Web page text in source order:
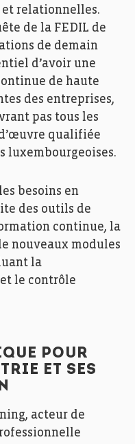
relationnelles.
de la FEDIL de
de demain
d’avoir une
de haute
des entreprises,
pas tous les
qualifiée
luxembourgeoises.
besoins en
des outils de
continue, la
nouveaux modules
la
le contrôle
POUR
ET SES
acteur de